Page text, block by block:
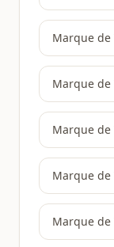
Marque de
Marque
Marque
Marque de
Marque